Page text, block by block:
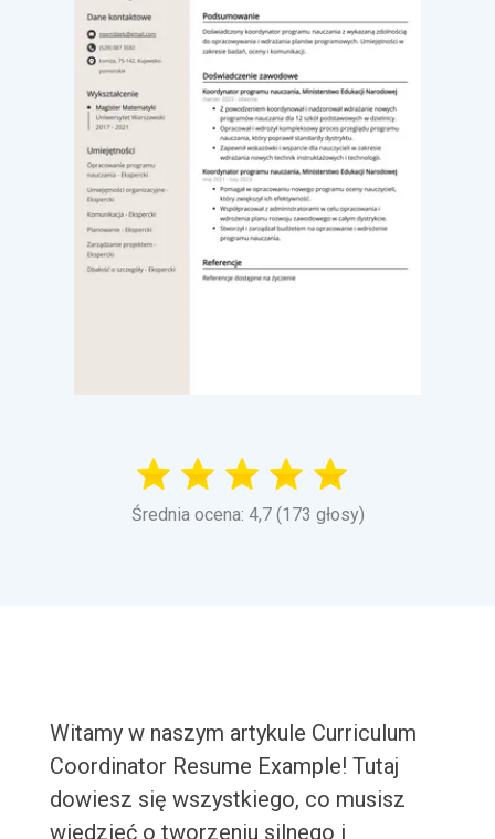
Średnia ocena: 4,7 (173 głosy)
Witamy w naszym artykule Curriculum
Coordinator Resume Example! Tutaj
dowiesz się wszystkiego, co musisz
wiedzieć o tworzeniu silnego i